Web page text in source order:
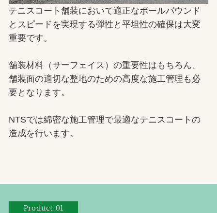
お問合せ
お取引先の皆様へ
ソーシャルメディアポリシー
InstagramFacebookYouTube
テニスコート舗装において適正なボールバウンド
とスピードを実現する弾性と平坦性の確保は大変
重要です。
舗装材料（サーフェイス）の重要性はもちろん、
舗装面の適切な整地のための高度な施工管理も必
要となります。
NTSでは綿密な施工管理で最適なテニスコートの
造成を行います。
Product.01